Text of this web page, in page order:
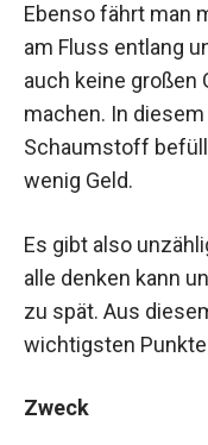
Ebenso fährt man
am Fluss entlang
auch keine großen
machen. In
Schaumstoff
wenig Geld.
Es gibt also
alle denken kann
zu spät. Aus
wichtigsten
Zweck